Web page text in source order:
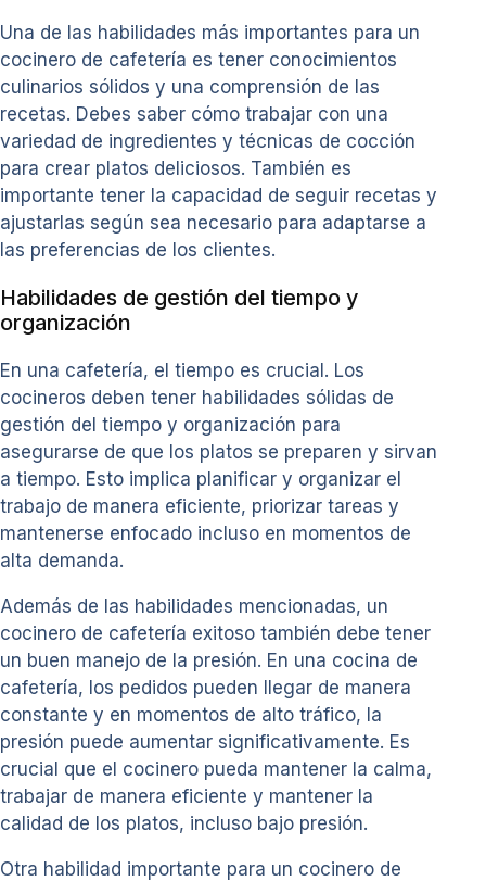
Una de las habilidades más importantes para un
cocinero de cafetería es tener conocimientos
culinarios sólidos y una comprensión de las
recetas. Debes saber cómo trabajar con una
variedad de ingredientes y técnicas de cocción
para crear platos deliciosos. También es
importante tener la capacidad de seguir recetas y
ajustarlas según sea necesario para adaptarse a
las preferencias de los clientes.
Habilidades de gestión del tiempo y
organización
En una cafetería, el tiempo es crucial. Los
cocineros deben tener habilidades sólidas de
gestión del tiempo y organización para
asegurarse de que los platos se preparen y sirvan
a tiempo. Esto implica planificar y organizar el
trabajo de manera eficiente, priorizar tareas y
mantenerse enfocado incluso en momentos de
alta demanda.
Además de las habilidades mencionadas, un
cocinero de cafetería exitoso también debe tener
un buen manejo de la presión. En una cocina de
cafetería, los pedidos pueden llegar de manera
constante y en momentos de alto tráfico, la
presión puede aumentar significativamente. Es
crucial que el cocinero pueda mantener la calma,
trabajar de manera eficiente y mantener la
calidad de los platos, incluso bajo presión.
Otra habilidad importante para un cocinero de